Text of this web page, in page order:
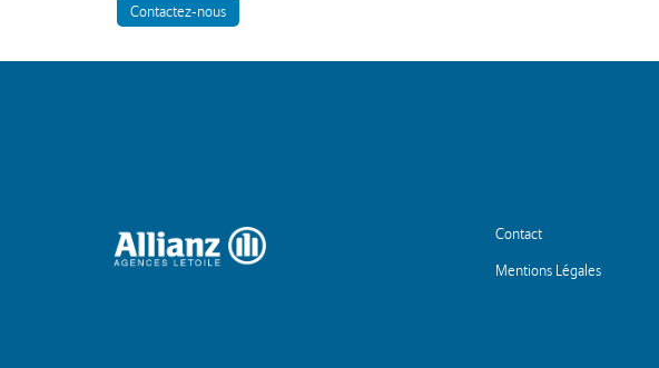
Contactez-nous
Contact
Mentions Légales